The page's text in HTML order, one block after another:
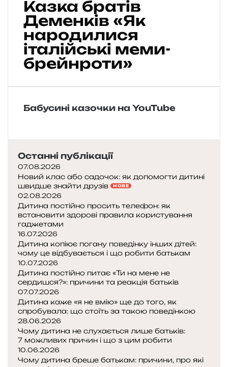
к
а
б
р
а
т
е
к
і
в
«
Я
к
н
а
о
д
и
л
и
с
я
і
т
а
л
Казка братів
Деменків «Як
народилися
італійські меми-
брейнроти»
Бабусині казочки на YouTube
Останні публікації
07.08.2026
Новий клас або садочок: як допомогти дитині
швидше знайти друзів
НОВЕ
02.08.2026
Дитина постійно просить телефон: як
встановити здорові правила користування
гаджетами
16.07.2026
Дитина копіює погану поведінку інших дітей:
чому це відбувається і що робити батькам
10.07.2026
Дитина постійно питає «Ти на мене не
сердишся?»: причини та реакція батьків
07.07.2026
Дитина каже «я не вмію» ще до того, як
спробувала: що стоїть за такою поведінкою
28.06.2026
Чому дитина не слухається лише батьків:
7 можливих причин і що з цим робити
10.06.2026
Чому дитина бреше батькам: причини, про які